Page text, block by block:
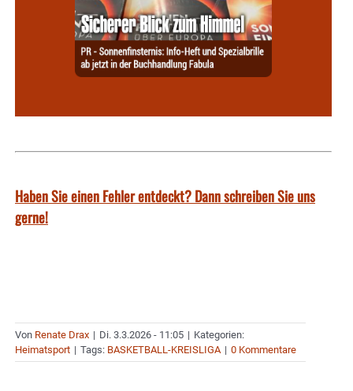
Haben Sie einen Fehler entdeckt? Dann schreiben Sie uns
gerne!
Von Renate Drax | Di. 3.3.2026 - 11:05 | Kategorien:
Heimatsport | Tags: BASKETBALL-KREISLIGA | 0 Kommentare